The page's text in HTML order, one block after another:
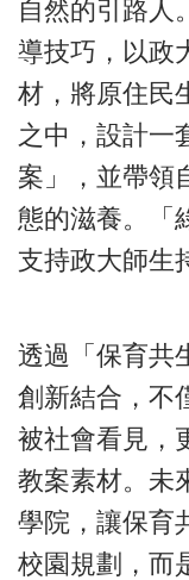
自然的引路人
導技巧，以政
材，將原住民
之中，設計一
案」，並帶領
態的滋養。「
支持政大師生
透過「保育共
創新結合，不
被社會看見，
教案素材。未
學院，讓保育
校園規劃，而